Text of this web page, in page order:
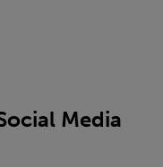
Media